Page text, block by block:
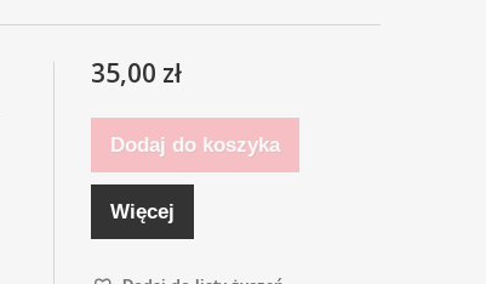
35,00 zł
Dodaj do koszyka
Więcej